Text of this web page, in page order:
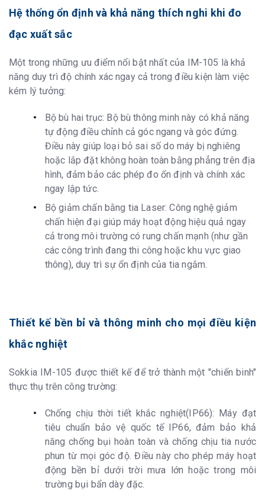
Hệ thống ổn định và khả năng thích nghi khi đo
đạc xuất sắc
Một trong những ưu điểm nổi bật nhất của IM-105 là khả
năng duy trì độ chính xác ngay cả trong điều kiện làm việc
kém lý tưởng:
Bộ bù hai trục: Bộ bù thông minh này có khả năng
tự động điều chỉnh cả góc ngang và góc đứng.
Điều này giúp loại bỏ sai số do máy bị nghiêng
hoặc lắp đặt không hoàn toàn bằng phẳng trên địa
hình, đảm bảo các phép đo ổn định và chính xác
ngay lập tức.
Bộ giảm chấn bằng tia Laser: Công nghệ giảm
chấn hiện đại giúp máy hoạt động hiệu quả ngay
cả trong môi trường có rung chấn mạnh (như gần
các công trình đang thi công hoặc khu vực giao
thông), duy trì sự ổn định của tia ngắm.
Thiết kế bền bỉ và thông minh cho mọi điều kiện
khắc nghiệt
Sokkia IM-105 được thiết kế để trở thành một "chiến binh"
thực thụ trên công trường:
Chống chịu thời tiết khắc nghiệt(IP66): Máy đạt
tiêu chuẩn bảo vệ quốc tế IP66, đảm bảo khả
năng chống bụi hoàn toàn và chống chịu tia nước
phun từ mọi góc độ. Điều này cho phép máy hoạt
động bền bỉ dưới trời mưa lớn hoặc trong môi
trường bụi bẩn dày đặc.